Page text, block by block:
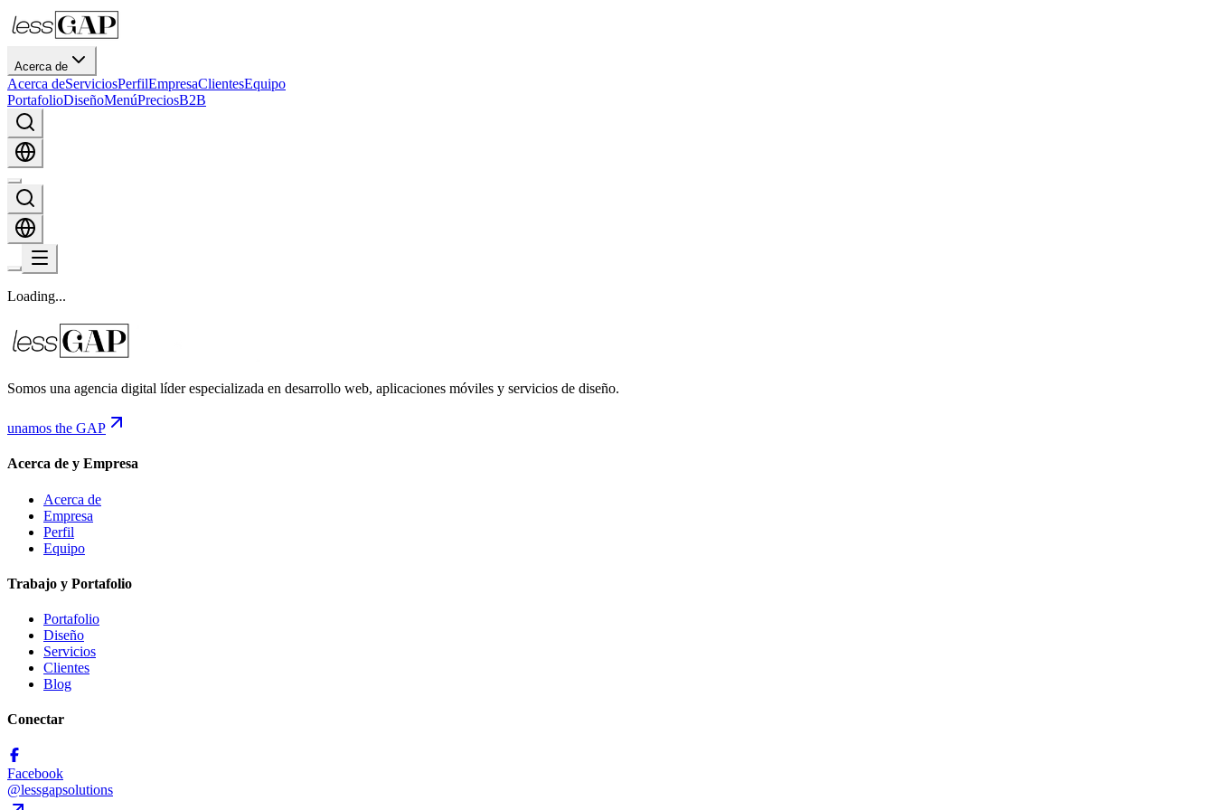
Acerca de
Acerca deServiciosPerfilEmpresaClientesEquipo
PortafolioDiseñoMenúPreciosB2B
Loading...
Somos una agencia digital líder especializada en desarrollo web, aplicaciones móviles y servicios de diseño.
unamos the GAP
Acerca de y Empresa
Acerca de
Empresa
Perfil
Equipo
Trabajo y Portafolio
Portafolio
Diseño
Servicios
Clientes
Blog
Conectar
Facebook
@lessgapsolutions